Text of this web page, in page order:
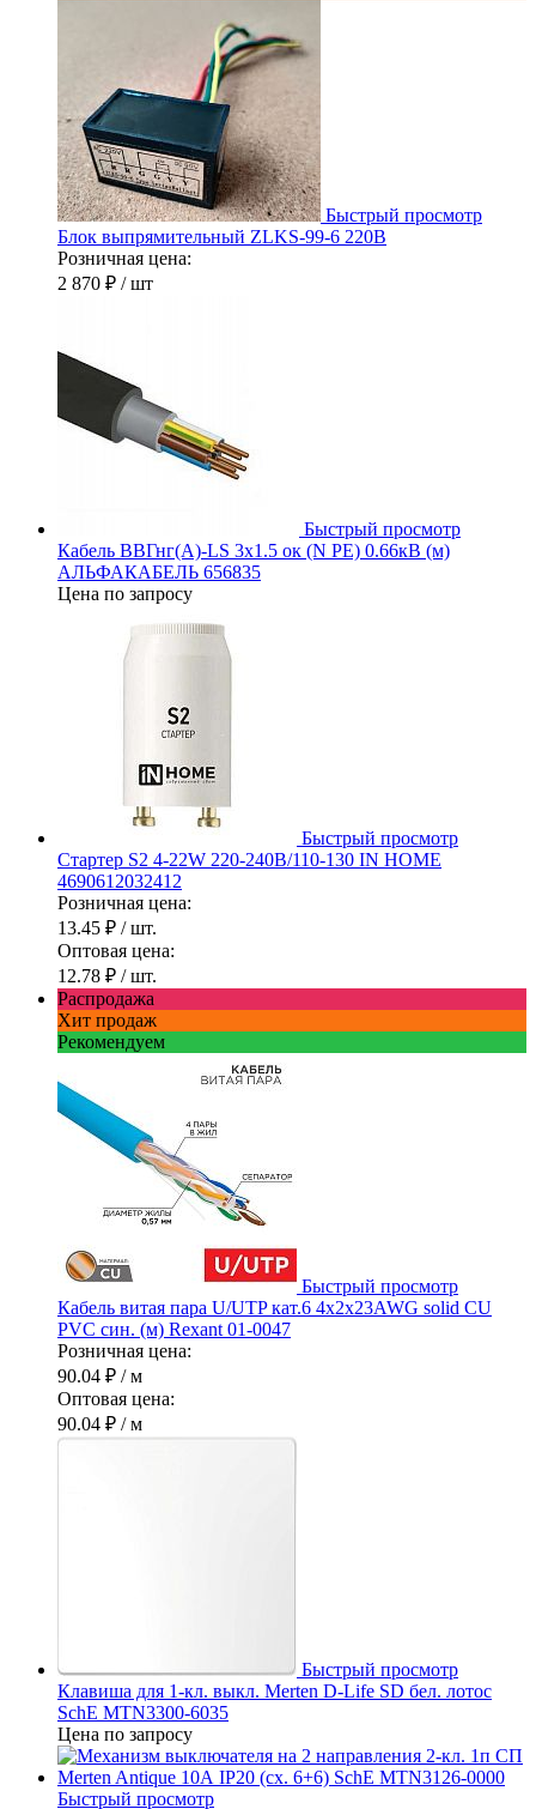
Быстрый просмотр
Блок выпрямительный ZLKS-99-6 220В
Розничная цена:
2 870 ₽ / шт
Быстрый просмотр
Кабель ВВГнг(А)-LS 3х1.5 ок (N PE) 0.66кВ (м)
АЛЬФАКАБЕЛЬ 656835
Цена по запросу
Быстрый просмотр
Стартер S2 4-22W 220-240В/110-130 IN HOME
4690612032412
Розничная цена:
13.45 ₽ / шт.
Оптовая цена:
12.78 ₽ / шт.
Распродажа
Хит продаж
Рекомендуем
Быстрый просмотр
Кабель витая пара U/UTP кат.6 4х2х23AWG solid CU
PVC син. (м) Rexant 01-0047
Розничная цена:
90.04 ₽ / м
Оптовая цена:
90.04 ₽ / м
Быстрый просмотр
Клавиша для 1-кл. выкл. Merten D-Life SD бел. лотос
SchE MTN3300-6035
Цена по запросу
Быстрый просмотр